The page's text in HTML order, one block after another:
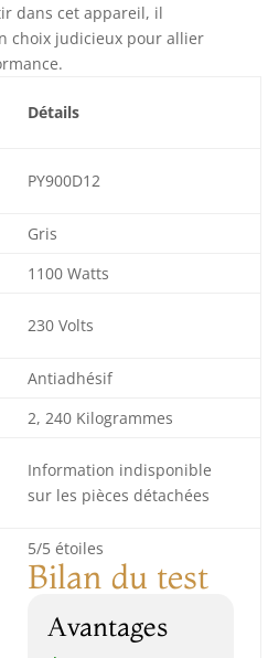
dans cet appareil, il
choix judicieux pour allier
Détails
PY900D12
Gris
1100 Watts
230 Volts
Antiadhésif
2, 240 Kilogrammes
Information indisponible
sur les pièces détachées
5/5 étoiles
Bilan du test
Avantages